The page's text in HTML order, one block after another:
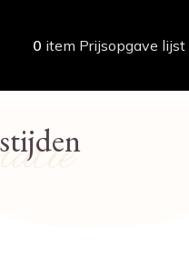
0 item Prijsopgave lijst